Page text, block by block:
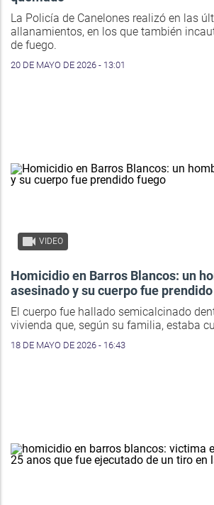
La Policía de Canelones realizó en las
allanamientos, en los que también
de fuego.
20 DE MAYO DE 2026 - 13:01
VIDEO
Homicidio en Barros Blancos: un
asesinado y su cuerpo fue
El cuerpo fue hallado semicalcinado
vivienda que, según su familia, estaba
18 DE MAYO DE 2026 - 16:43